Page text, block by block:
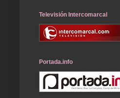
Televisión Intercomarcal
Portada.info